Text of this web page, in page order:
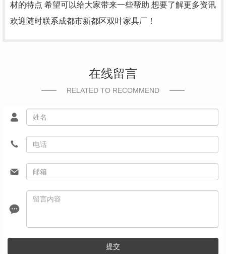
材的特点 希望可以给大家带来一些帮助 想要了解更多资讯
欢迎随时联系成都市新都区双叶家具厂！
在线留言
RELATED TO RECOMMEND
提交